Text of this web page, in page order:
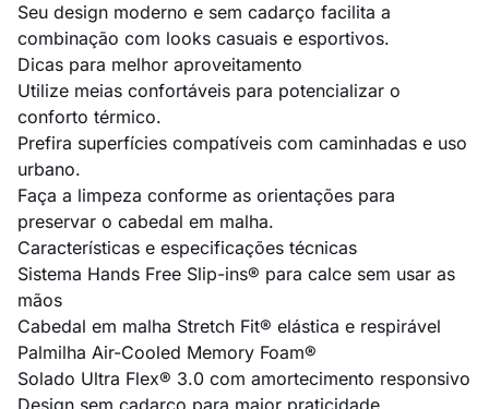
Seu design moderno e sem cadarço facilita a
combinação com looks casuais e esportivos.
Dicas para melhor aproveitamento
Utilize meias confortáveis para potencializar o
conforto térmico.
Prefira superfícies compatíveis com caminhadas e uso
urbano.
Faça a limpeza conforme as orientações para
preservar o cabedal em malha.
Características e especificações técnicas
Sistema Hands Free Slip-ins® para calce sem usar as
mãos
Cabedal em malha Stretch Fit® elástica e respirável
Palmilha Air-Cooled Memory Foam®
Solado Ultra Flex® 3.0 com amortecimento responsivo
Design sem cadarço para maior praticidade